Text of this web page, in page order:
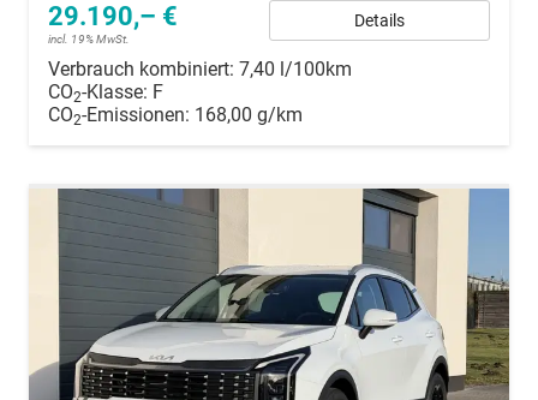
29.190,– €
incl. 19% MwSt.
Details
Verbrauch kombiniert: 7,40 l/100km
CO2-Klasse: F
CO2-Emissionen: 168,00 g/km